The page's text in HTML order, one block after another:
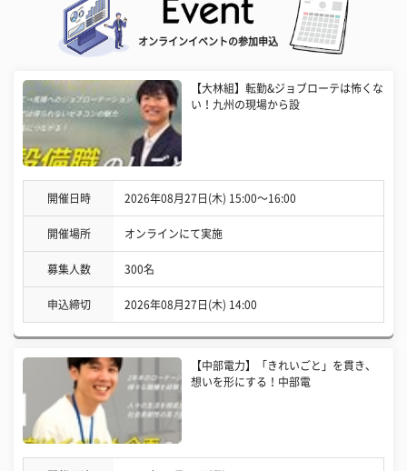
オンラインイベントの参加申込
【大林組】転勤&ジョブローテは怖くな
い！九州の現場から設
開催日時 2026年08月27日(木) 15:00〜16:00
開催場所 オンラインにて実施
募集人数 300名
申込締切 2026年08月27日(木) 14:00
【中部電力】「きれいごと」を貫き、
想いを形にする！中部電